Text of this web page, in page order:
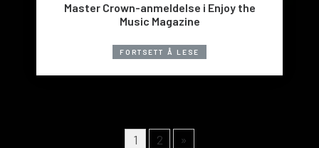
Master Crown-anmeldelse i Enjoy the
Music Magazine
FORTSETT Å LESE
1 2 »